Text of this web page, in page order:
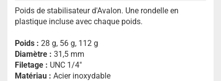
Poids de stabilisateur d'Avalon. Une rondelle en
plastique incluse avec chaque poids.
Poids : 28 g, 56 g, 112 g
Diamètre : 31,5 mm
Filetage : UNC 1/4"
Matériau : Acier inoxydable